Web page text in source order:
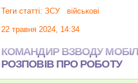
Теги статті: ЗСУ військові
22 травня 2024, 14:34
КОМАНДИР ВЗВОДУ
РОЗПОВІВ ПРО РОБОТУ